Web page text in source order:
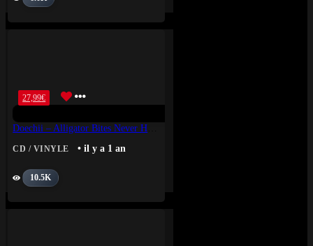
27,99€
CD / VINYLE • il y a 1 an
10.5K